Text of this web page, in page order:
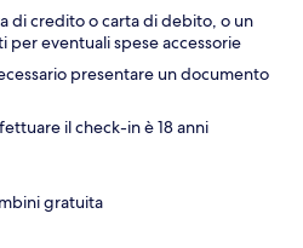
di credito o carta di debito, o un
per eventuali spese accessorie
presentare un documento
il check-in è 18 anni
gratuita